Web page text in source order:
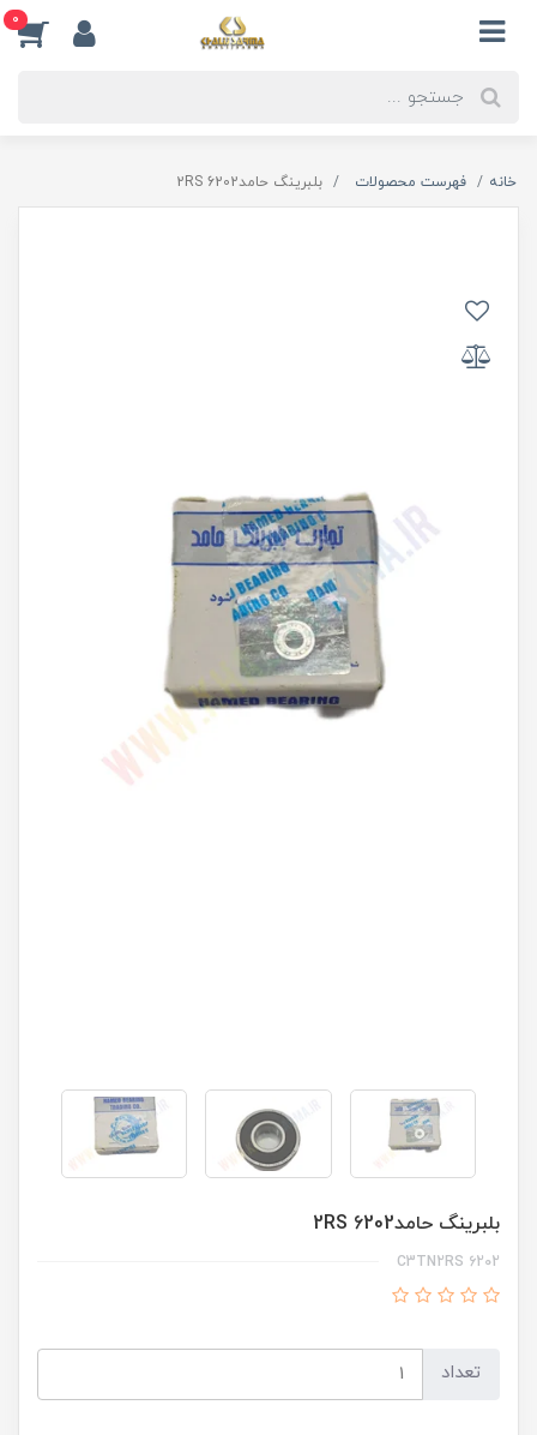
0
خانه فهرست محصولات بلبرینگ حامد6202 2RS
بلبرینگ حامد6202 2RS
6202 C3TN2RS
تعداد